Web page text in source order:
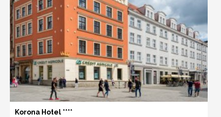
Korona Hotel ****